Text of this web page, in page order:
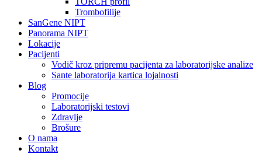
Trombofilije
SanGene NIPT
Panorama NIPT
Lokacije
Pacijenti
Vodič kroz pripremu pacijenta za laboratorijske analize
Sante laboratorija kartica lojalnosti
Blog
Promocije
Laboratorijski testovi
Zdravlje
Brošure
O nama
Kontakt